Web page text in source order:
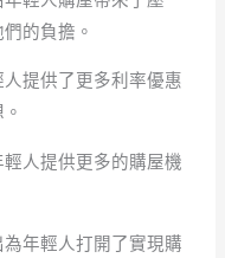
的負擔。
提供了更多利率優惠
人提供更多的購屋機
為年輕人打開了實現購